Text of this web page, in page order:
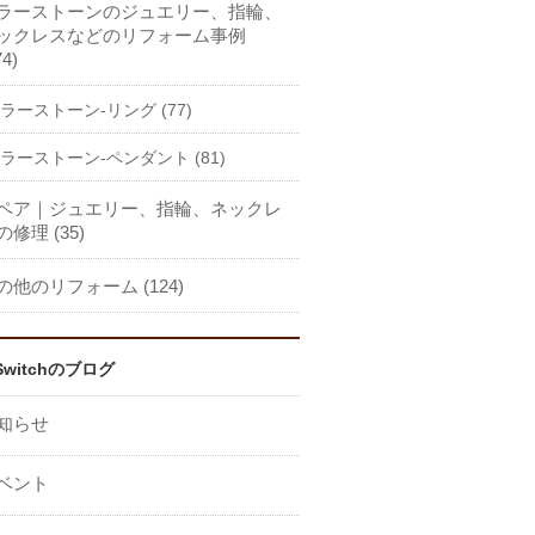
ーストーンのジュエリー、指輪、
クレスなどのリフォーム事例
ーストーン-リング (77)
ーストーン-ペンダント (81)
ア｜ジュエリー、指輪、ネックレ
修理 (35)
他のリフォーム (124)
のブログ
らせ
ント